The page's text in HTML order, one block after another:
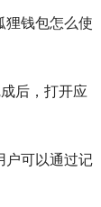
狸钱包怎么使
后，打开应
户可以通过记